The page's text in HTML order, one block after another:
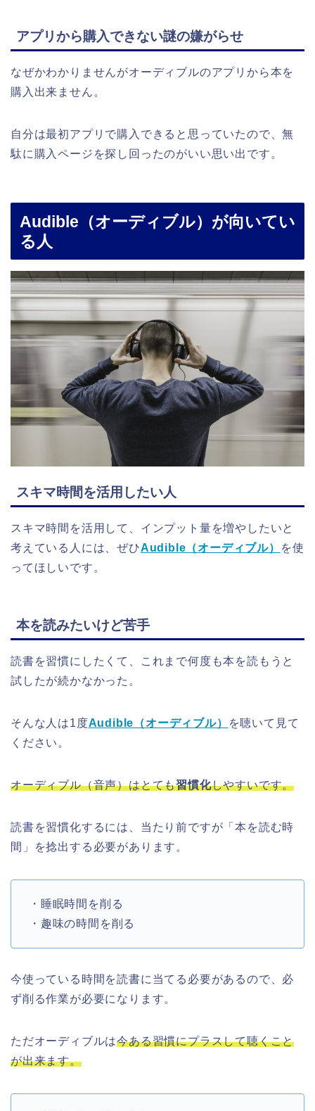
アプリから購入できない謎の嫌がらせ
なぜかわかりませんがオーディブルのアプリから本を
購入出来ません。
自分は最初アプリで購入できると思っていたので、無
駄に購入ページを探し回ったのがいい思い出です。
Audible（オーディブル）が向いてい
る人
スキマ時間を活用したい人
スキマ時間を活用して、インプット量を増やしたいと
考えている人には、ぜひAudible（オーディブル）
を使
ってほしいです。
本を読みたいけど苦手
読書を習慣にしたくて、これまで何度も本を読もうと
試したが続かなかった。
そんな人は1度Audible（オーディブル）
を聴いて見て
ください。
オーディブル（音声）はとても習慣化しやすいです。
読書を習慣化するには、当たり前ですが「本を読む時
間」を捻出する必要があります。
・睡眠時間を削る
・趣味の時間を削る
今使っている時間を読書に当てる必要があるので、必
ず削る作業が必要になります。
ただオーディブルは今ある習慣にプラスして聴くこと
が出来ます。